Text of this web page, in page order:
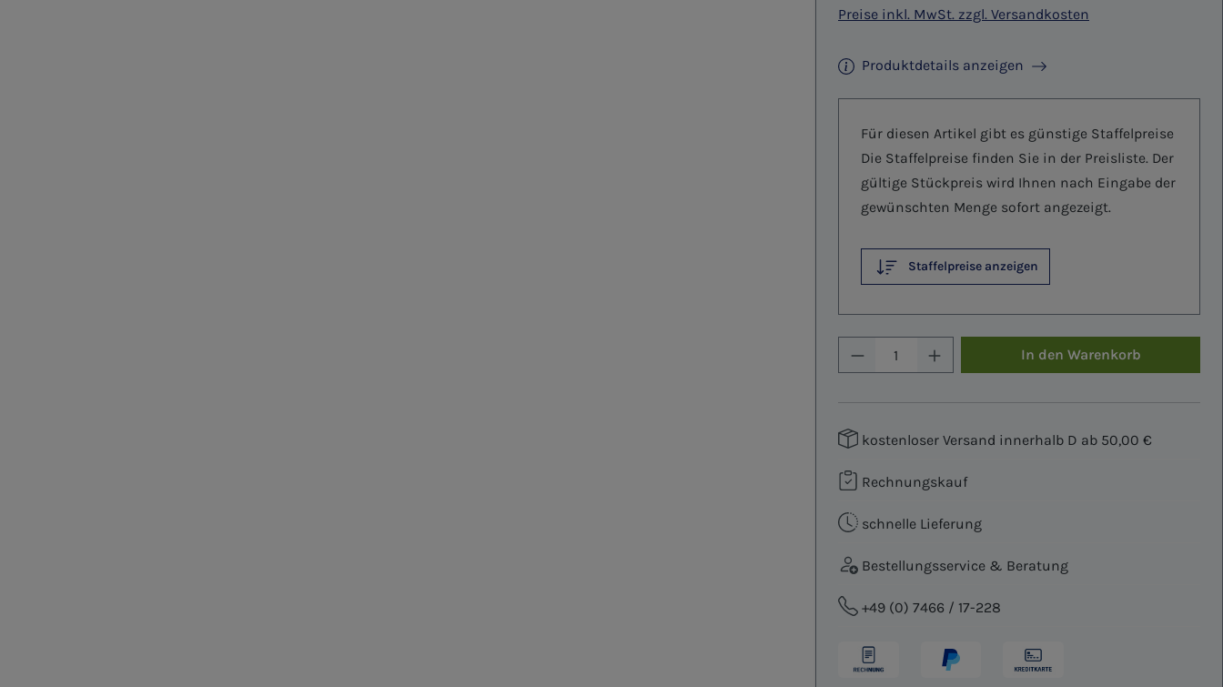
Preise inkl. MwSt. zzgl. Versandkosten
Produktdetails anzeigen
Für diesen Artikel gibt es günstige Staffelpreise
Die Staffelpreise finden Sie in der Preisliste. Der
gültige Stückpreis wird Ihnen nach Eingabe der
gewünschten Menge sofort angezeigt.
Staffelpreise anzeigen
Produkt Anzahl: Gib den
In den Warenkorb
kostenloser Versand innerhalb D ab 50,00 €
Rechnungskauf
schnelle Lieferung
Bestellungsservice & Beratung
+49 (0) 7466 / 17-228